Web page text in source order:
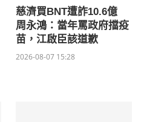
慈濟買BNT遭詐10.6億
周永鴻：當年罵政府擋疫
苗，江啟臣該道歉
2026-08-07 15:28